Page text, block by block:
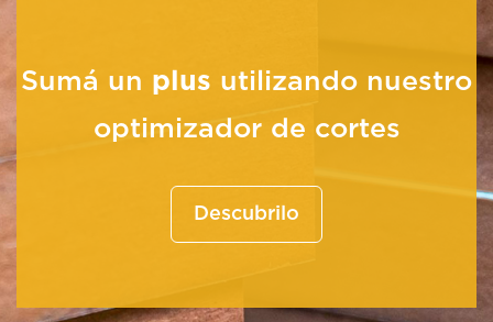
Sumá un plus utilizando nuestro
optimizador de cortes
Descubrilo